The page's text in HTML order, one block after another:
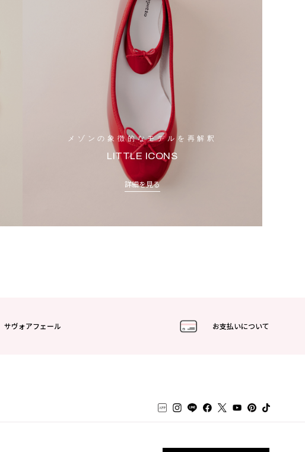
メゾンの象徴的なモデルを再解釈
LITTLE ICONS
詳細を見る
サヴォアフェール お支払いについて